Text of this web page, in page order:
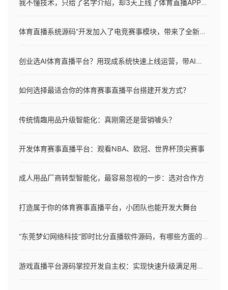
我不懂技术，只给了名字介绍，却3天上线了体育直播APP网站
体育直播系统源码”开发加入了电竞赛事模块，带来了全新的发展机遇
创业选AI体育直播平台？用现成系统快速上线运营，带AI主播！
如何选择最适合你的体育赛事直播平台搭建开发方式？
传统情趣用品升级智能化：真刚需还是营销噱头？
开发体育赛事直播平台：观看NBA、欧冠、世界杯顶尖赛事
成人用品厂商转型智能化，最容易忽视的一步：选对合作方
打造属于你的体育赛事直播平台，小团队也能开发大舞台
“东莞梦幻网络科技”即时比分直播软件源码，有哪些方面的优势
游戏直播平台源码掌控开发自主权：实现快速升级满足用户需求